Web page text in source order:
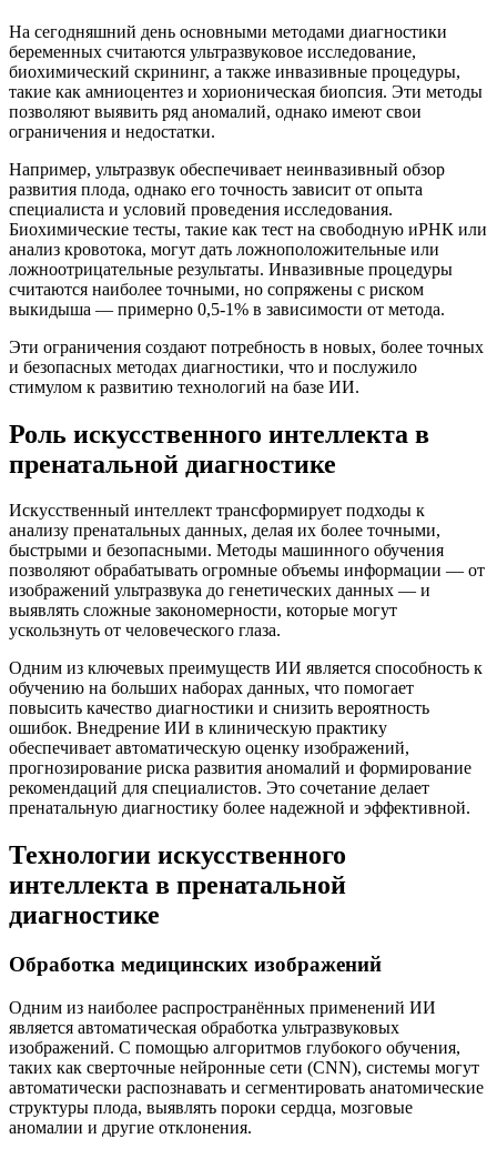
На сегодняшний день основными методами диагностики
беременных считаются ультразвуковое исследование,
биохимический скрининг, а также инвазивные процедуры,
такие как амниоцентез и хорионическая биопсия. Эти методы
позволяют выявить ряд аномалий, однако имеют свои
ограничения и недостатки.
Например, ультразвук обеспечивает неинвазивный обзор
развития плода, однако его точность зависит от опыта
специалиста и условий проведения исследования.
Биохимические тесты, такие как тест на свободную иРНК или
анализ кровотока, могут дать ложноположительные или
ложноотрицательные результаты. Инвазивные процедуры
считаются наиболее точными, но сопряжены с риском
выкидыша — примерно 0,5-1% в зависимости от метода.
Эти ограничения создают потребность в новых, более точных
и безопасных методах диагностики, что и послужило
стимулом к развитию технологий на базе ИИ.
Роль искусственного интеллекта в
пренатальной диагностике
Искусственный интеллект трансформирует подходы к
анализу пренатальных данных, делая их более точными,
быстрыми и безопасными. Методы машинного обучения
позволяют обрабатывать огромные объемы информации — от
изображений ультразвука до генетических данных — и
выявлять сложные закономерности, которые могут
ускользнуть от человеческого глаза.
Одним из ключевых преимуществ ИИ является способность к
обучению на больших наборах данных, что помогает
повысить качество диагностики и снизить вероятность
ошибок. Внедрение ИИ в клиническую практику
обеспечивает автоматическую оценку изображений,
прогнозирование риска развития аномалий и формирование
рекомендаций для специалистов. Это сочетание делает
пренатальную диагностику более надежной и эффективной.
Технологии искусственного
интеллекта в пренатальной
диагностике
Обработка медицинских изображений
Одним из наиболее распространённых применений ИИ
является автоматическая обработка ультразвуковых
изображений. С помощью алгоритмов глубокого обучения,
таких как сверточные нейронные сети (CNN), системы могут
автоматически распознавать и сегментировать анатомические
структуры плода, выявлять пороки сердца, мозговые
аномалии и другие отклонения.